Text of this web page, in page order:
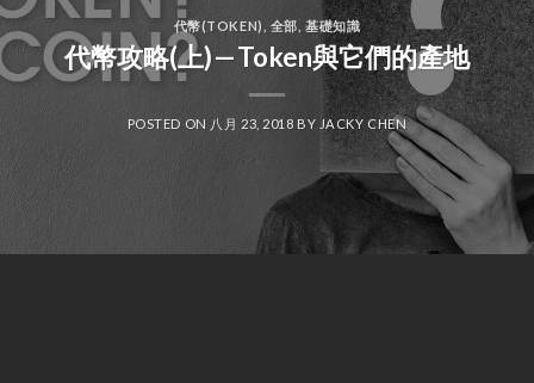
代幣(TOKEN) 全部 ,基礎知識
代幣攻略(上) — Token與它們的產地
POSTED ON 八月 23, 2018 BY JACKY CHEN